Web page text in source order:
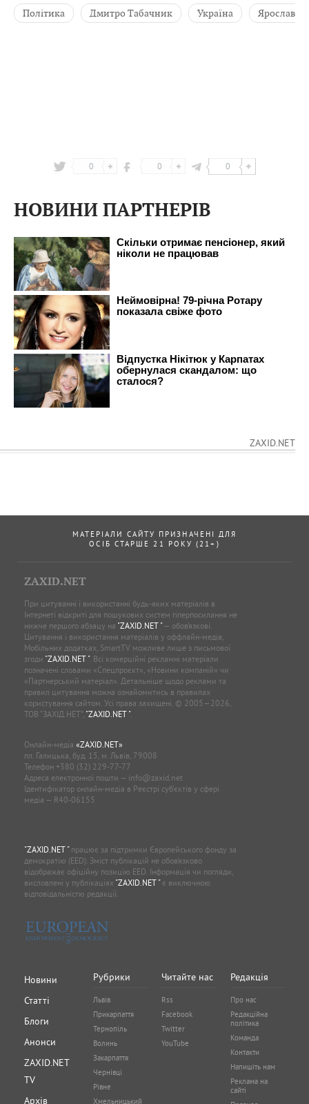
Політика Дмитро Табачник Україна Ярослав
0 0 0
НОВИНИ ПАРТНЕРІВ
ZAXID.NET
МАТЕРІАЛИ САЙТУ ПРИЗНАЧЕНІ ДЛЯ
ОСІБ СТАРШЕ 21 РОКУ (21+)
ZAXID.NET
При цитуванні і використанні будь-яких матеріалів в
Інтернеті відкриті для пошукових систем гіперпосилання не
нижче першого абзацу на "ZAXID.NET "— обов’язкові.
Цитування і використання матеріалів у оффлайн-медіа,
Мобільних додатках, SmartTV можливе лише з письмової
згоди "ZAXID.NET ". Всі комерційні рекламні матеріали
позначені словами «Спецпроєкт», «Новини компаній» чи
«Партнерський матеріал». Детальніше щодо реклами та
правил цитування можна ознайомитись в правилах
користування сайтом. Усі права захищені. © 2005—2026,
ТОВ “ЗАХІД.НЕТ”, "ZAXID.NET ".
Онлайн-медіа «ZAXID.NET»
пл. Галицька, буд. 15, м. Львів, 79008
Телефон +380 (32) 229-77-77
Адреса електронної пошти — info@zaxid.net
Ідентифікатор онлайн-медіа в Реєстрі суб'єктів у сфері
медіа — R40-06155
"ZAXID.NET "працює за підтримки Європейського фонду за
демократію (EED). Зміст публікацій не обов’язково
відображає офіційну позицію EED. Інформація чи погляди,
висловлені у публікаціях "ZAXID.NET "є виключною
відповідальністю редакції.
Новини
Статті
Блоги
Анонси
ZAXID.NET
TV
Архів
Рубрики
Львів
Прикарпаття
Тернопіль
Волинь
Закарпаття
Чернівці
Рівне
Хмельницький
Читайте нас
Rss
Facebook
Twitter
YouTube
Редакція
Про нас
Редакційна
політика
Команда
Контакти
Напишіть нам
Реклама на
сайті